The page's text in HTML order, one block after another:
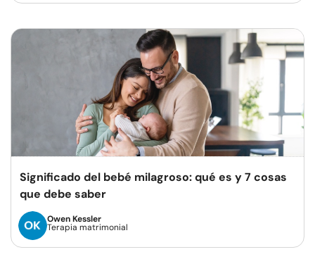
Significado del bebé milagroso: qué es y 7 cosas
que debe saber
Owen Kessler
Terapia matrimonial